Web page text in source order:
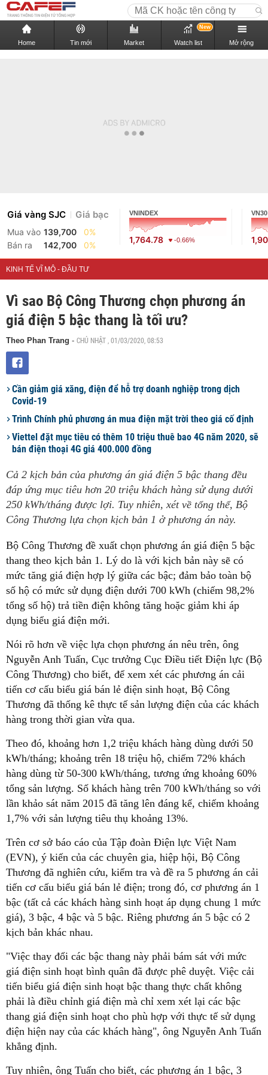
Home Tin mới Market Watch list
New
Mở rộng
Giá vàng SJC Giá bạc
Mua vào 139,700
0%
Bán ra
142,700 0%
VNINDEX
1,764.78 -0.66%
VN30
KINH TẾ VĨ MÔ - ĐẦU TƯ
Vì sao Bộ Công Thương chọn phương án
giá điện 5 bậc thang là tối ưu?
Theo Phan Trang - CHỦ NHẬT , 01/03/2020, 08:53
Cần giảm giá xăng, điện để hỗ trợ doanh nghiệp trong dịch
Covid-19
Trình Chính phủ phương án mua điện mặt trời theo giá cố định
Viettel đặt mục tiêu có thêm 10 triệu thuê bao 4G năm 2020, sẽ
bán điện thoại 4G giá 400.000 đồng
Cả 2 kịch bản của phương án giá điện 5 bậc thang đều
đáp ứng mục tiêu hơn 20 triệu khách hàng sử dụng dưới
250 kWh/tháng được lợi. Tuy nhiên, xét về tổng thể, Bộ
Công Thương lựa chọn kịch bản 1 ở phương án này.
Bộ Công Thương đề xuất chọn phương án giá điện 5 bậc
thang theo kịch bản 1. Lý do là với kịch bản này sẽ có
mức tăng giá điện hợp lý giữa các bậc; đảm bảo toàn bộ
số hộ có mức sử dụng điện dưới 700 kWh (chiếm 98,2%
tổng số hộ) trả tiền điện không tăng hoặc giảm khi áp
dụng biểu giá điện mới.
Nói rõ hơn về việc lựa chọn phương án nêu trên, ông
Nguyễn Anh Tuấn, Cục trưởng Cục Điều tiết Điện lực (Bộ
Công Thương) cho biết, để xem xét các phương án cải
tiến cơ cấu biểu giá bán lẻ điện sinh hoạt, Bộ Công
Thương đã thống kê thực tế sản lượng điện của các khách
hàng trong thời gian vừa qua.
Theo đó, khoảng hơn 1,2 triệu khách hàng dùng dưới 50
kWh/tháng; khoảng trên 18 triệu hộ, chiếm 72% khách
hàng dùng từ 50-300 kWh/tháng, tương ứng khoảng 60%
tổng sản lượng. Số khách hàng trên 700 kWh/tháng so với
lần khảo sát năm 2015 đã tăng lên đáng kể, chiếm khoảng
1,7% với sản lượng tiêu thụ khoảng 13%.
Trên cơ sở báo cáo của Tập đoàn Điện lực Việt Nam
(EVN), ý kiến của các chuyên gia, hiệp hội, Bộ Công
Thương đã nghiên cứu, kiểm tra và đề ra 5 phương án cải
tiến cơ cấu biểu giá bán lẻ điện; trong đó, cơ phương án 1
bậc (tất cả các khách hàng sinh hoạt áp dụng chung 1 mức
giá), 3 bậc, 4 bậc và 5 bậc. Riêng phương án 5 bậc có 2
kịch bản khác nhau.
"Việc thay đổi các bậc thang này phải bám sát với mức
giá điện sinh hoạt bình quân đã được phê duyệt. Việc cải
tiến biểu giá điện sinh hoạt bậc thang thực chất không
phải là điều chỉnh giá điện mà chỉ xem xét lại các bậc
thang giá điện sinh hoạt cho phù hợp với thực tế sử dụng
điện hiện nay của các khách hàng", ông Nguyễn Anh Tuấn
khẳng định.
Tuy nhiên, ông Tuấn cho biết, các phương án 1 bậc, 3